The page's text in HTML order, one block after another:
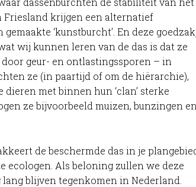
Friesland krijgen een alternatief
‘kunstburcht’. En deze
wij kunnen leren van de das is dat ze
geur- en ontlastingssporen – in
ze (in paartijd of om de hiërarchie),
met binnen hun ‘clan’ sterke
ze bijvoorbeeld muizen, bunzingen en
de beschermde das in je
ecologen. Als beloning zullen we deze
blijven tegenkomen in Nederland.